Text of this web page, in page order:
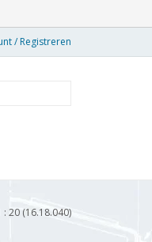
/ Registreren
: 20 (16.18.040)